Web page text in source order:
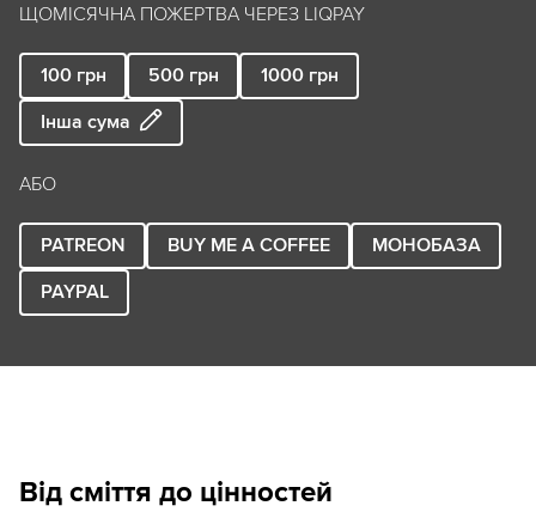
ЩОМІСЯЧНА ПОЖЕРТВА ЧЕРЕЗ LIQPAY
100 грн 500 грн 1000 грн
Інша сума
АБО
PATREON BUY ME A COFFEE
МОНОБАЗА
PAYPAL
Від сміття до цінностей